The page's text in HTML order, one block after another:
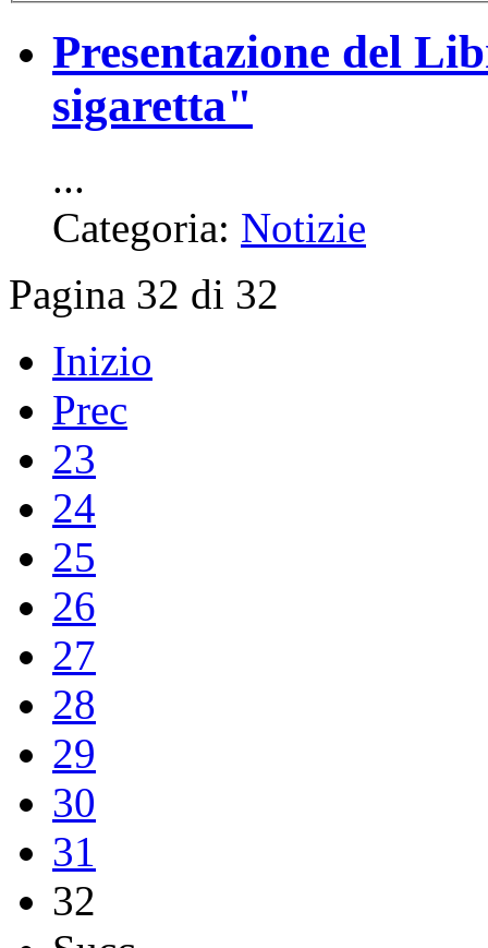
Presentazione del
sigaretta"
...
Categoria: Notizie
Pagina 32 di 32
Inizio
Prec
23
24
25
26
27
28
29
30
31
32